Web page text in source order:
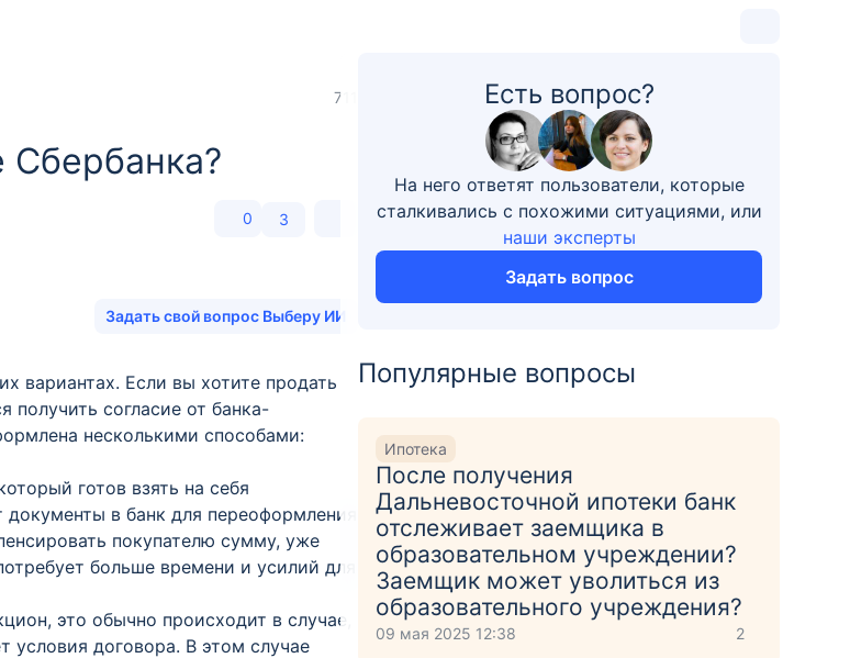
711
Сбербанка?
0 3
Задать свой вопрос Выберу ИИ
вариантах. Если вы хотите продать
получить согласие от банка-
несколькими способами:
готов взять на себя
в банк для переоформления
покупателю сумму, уже
больше времени и усилий для
это обычно происходит в случае,
условия договора. В этом случае
Есть вопрос?
На него ответят пользователи, которые
сталкивались с похожими ситуациями, или
наши эксперты
Задать вопрос
Популярные вопросы
Ипотека
После получения
Дальневосточной ипотеки банк
отслеживает заемщика в
образовательном учреждении?
Заемщик может уволиться из
образовательного учреждения?
09 мая 2025 12:38 2